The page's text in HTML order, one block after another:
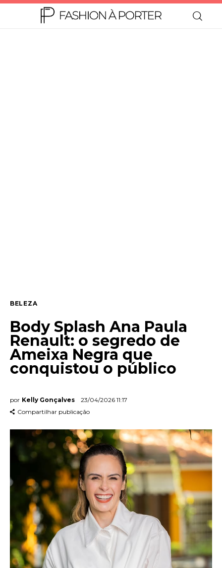
Contato
BELEZA
Body Splash Ana Paula
Renault: o segredo de
Ameixa Negra que
conquistou o público
por Kelly Gonçalves
23/04/2026 11:17
Compartilhar publicação